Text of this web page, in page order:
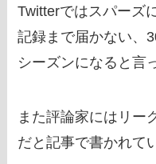
Twitterではスパーズ
記録まで届かない、
シーズンになると言
また評論家にはリー
だと記事で書かれて